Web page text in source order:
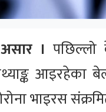
। पछिल्लो
आइरहेका
भाइरस